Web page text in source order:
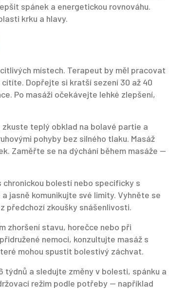
spánek a energetickou rovnováhu.
krku a hlavy.
místech. Terapeut by měl pracovat
Dopřejte si kratší sezení 30 až 40
Po masáži očekávejte lehké zlepšení,
teplý obklad na bolavé partie a
pohyby bez silného tlaku. Masáž
Zaměřte se na dýchání během masáže —
bolestí nebo specificky s
jasně komunikujte své limity. Vyhněte se
předchozí zkoušky snášenlivosti.
zhoršení stavu, horečce nebo při
nemoci, konzultujte masáž s
mohou spustit bolestivý záchvat.
týdnů a sledujte změny v bolesti, spánku a
režim podle potřeby — například